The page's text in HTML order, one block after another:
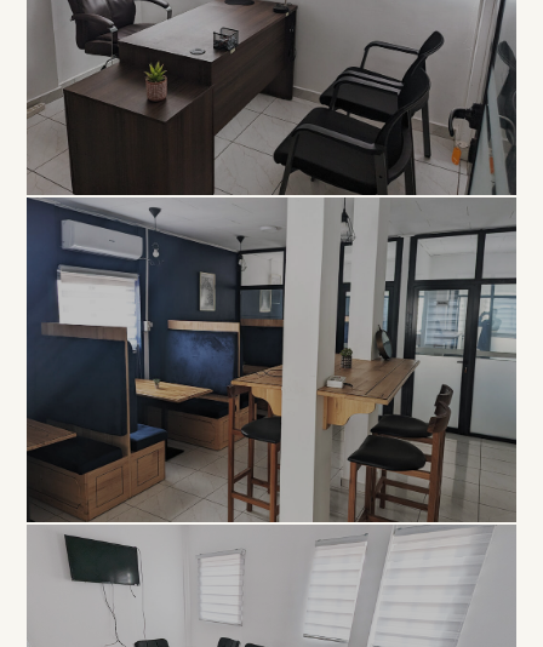
EXCLUSIVITÉ
Bureau
Privé
À PARTIR DE 80 000 FCFA / MOIS
COLLABORATIF
Open